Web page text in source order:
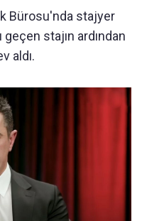
Bürosu'nda stajyer
geçen stajın ardından
aldı.